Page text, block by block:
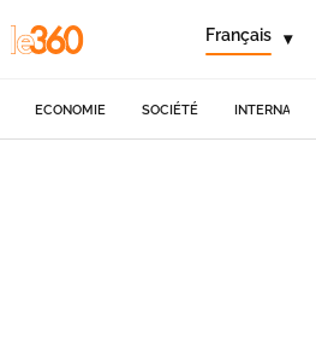
Français ▾
ECONOMIE SOCIÉTÉ